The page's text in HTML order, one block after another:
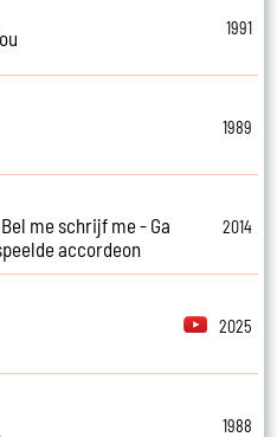
1991
1989
me schrijf me - Ga
accordeon
2014
2025
1988